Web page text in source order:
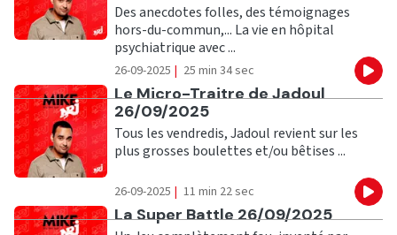
Des anecdotes folles, des témoignages
hors-du-commun,... La vie en hôpital
psychiatrique avec ...
26-09-2025 | 25 min 34 sec
Ecouter
Le Micro-Traitre de Jadoul
26/09/2025
Tous les vendredis, Jadoul revient sur les
plus grosses boulettes et/ou bêtises ...
26-09-2025 | 11 min 22 sec
Ecouter
La Super Battle 26/09/2025